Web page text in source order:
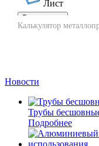
Калькулятор
Новости
Трубы
Подробнее